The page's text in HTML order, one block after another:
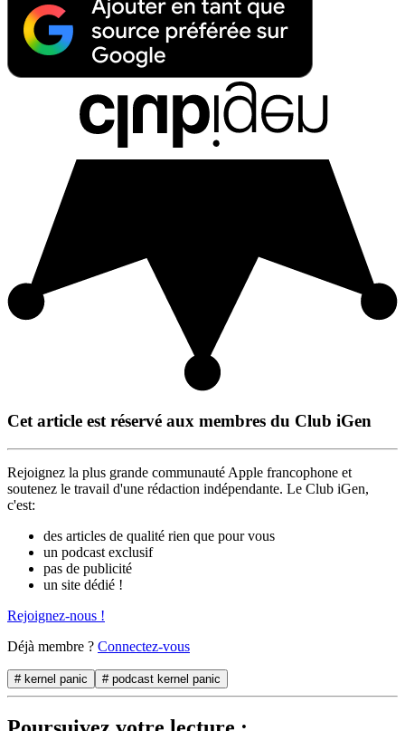
Cet article est réservé aux membres du Club iGen
Rejoignez la plus grande communauté Apple francophone et
soutenez le travail d'une rédaction indépendante. Le Club iGen,
c'est:
des articles de qualité rien que pour vous
un podcast exclusif
pas de publicité
un site dédié !
Rejoignez-nous !
Déjà membre ? Connectez-vous
# kernel panic # podcast kernel panic